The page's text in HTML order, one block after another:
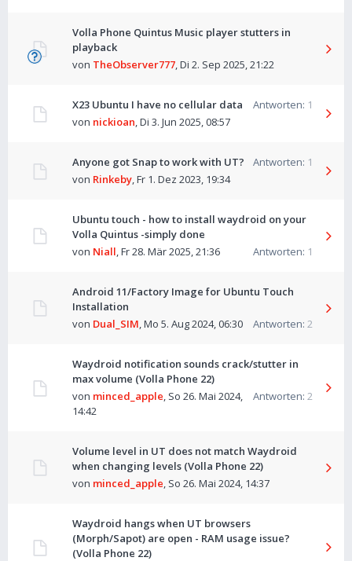
Volla Phone Quintus Music player stutters in
playback
von TheObserver777,Di 2. Sep 2025, 21:22
X23 Ubuntu I have no cellular data Antworten: 1
von nickioan,Di 3. Jun 2025, 08:57
Anyone got Snap to work with UT? Antworten: 1
von Rinkeby,Fr 1. Dez 2023, 19:34
Ubuntu touch - how to install waydroid on your
Volla Quintus -simply done
Antworten: 1
von Niall,Fr 28. Mär 2025, 21:36
Android 11/Factory Image for Ubuntu Touch
Installation
Antworten: 2
von Dual_SIM,Mo 5. Aug 2024, 06:30
Waydroid notification sounds crack/stutter in
max volume (Volla Phone 22)
Antworten: 2
von minced_apple, So 26. Mai 2024,
14:42
Volume level in UT does not match Waydroid
when changing levels (Volla Phone 22)
von minced_apple, So 26. Mai 2024, 14:37
Waydroid hangs when UT browsers
(Morph/Sapot) are open - RAM usage issue?
(Volla Phone 22)